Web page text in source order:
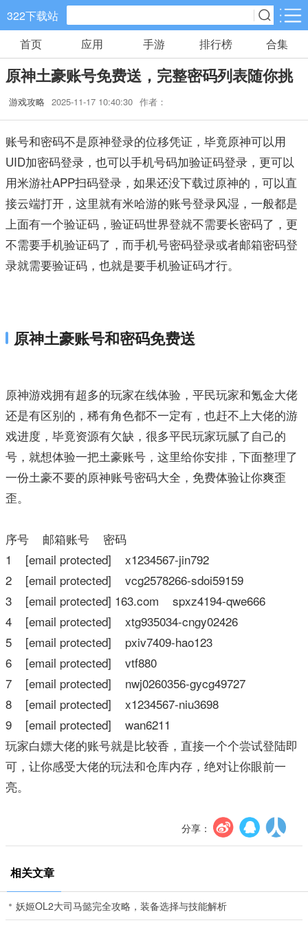
322下载站
手游分类 应用分类
卡牌回合
648款手游
休闲益智
133款手游
角色扮演
棋牌游戏
0款手游
飞行射击
38款手游
动作格斗
30款手游
策略塔防
60款手游
体育竞速
26款手游
冒险解谜
26款手游
模拟经营
30款手游
音乐舞蹈
1款手游
儿童教育
首页 应用 手游 排行榜 合集
原神土豪账号免费送，完整密码列表随你挑
游戏攻略 2025-11-17 10:40:30 作者：
账号和密码不是原神登录的位移凭证，毕竟原神可以用
UID加密码登录，也可以手机号码加验证码登录，更可以
用米游社APP扫码登录，如果还没下载过原神的，可以直
接云端打开，这里就有米哈游的账号登录风湿，一般都是
上面有一个验证码，验证码世界登就不需要长密码了，更
不需要手机验证码了，而手机号密码登录或者邮箱密码登
录就需要验证码，也就是要手机验证码才行。
原神土豪账号和密码免费送
原神游戏拥有超多的玩家在线体验，平民玩家和氪金大佬
还是有区别的，稀有角色都不一定有，也赶不上大佬的游
戏进度，毕竟资源有欠缺，很多平民玩家玩腻了自己的
号，就想体验一把土豪账号，这里给你安排，下面整理了
一份土豪不要的原神账号密码大全，免费体验让你爽歪
歪。
序号 邮箱账号 密码
1 [email protected] x1234567-jin792
2 [email protected] vcg2578266-sdoi59159
3 [email protected] 163.com spxz4194-qwe666
4 [email protected] xtg935034-cngy02426
5 [email protected] pxiv7409-hao123
6 [email protected] vtf880
7 [email protected] nwj0260356-gycg49727
8 [email protected] x1234567-niu3698
9 [email protected] wan6211
玩家白嫖大佬的账号就是比较香，直接一个个尝试登陆即
可，让你感受大佬的玩法和仓库内存，绝对让你眼前一
亮。
分享：
相关文章
妖姬OL2大司马懿完全攻略，装备选择与技能解析